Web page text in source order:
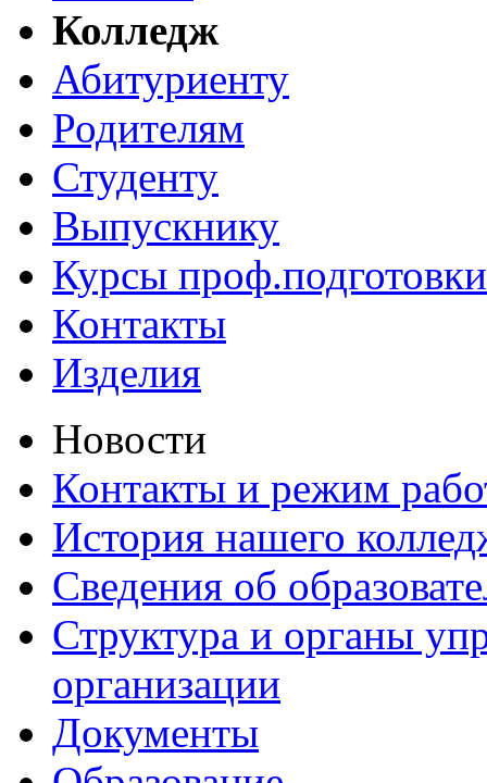
Колледж
Абитуриенту
Родителям
Студенту
Выпускнику
Курсы проф.подготовки
Контакты
Изделия
Новости
Контакты и режим
История нашего
Сведения об
Структура и органы
организации
Документы